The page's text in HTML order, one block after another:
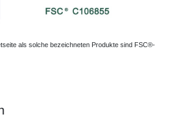
als solche bezeichneten Produkte sind FSC®-